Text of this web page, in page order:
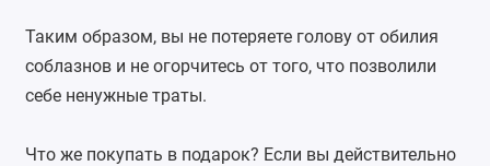
Таким образом, вы не потеряете голову от обилия
соблазнов и не огорчитесь от того, что позволили
себе ненужные траты.
Что же покупать в подарок? Если вы действительно